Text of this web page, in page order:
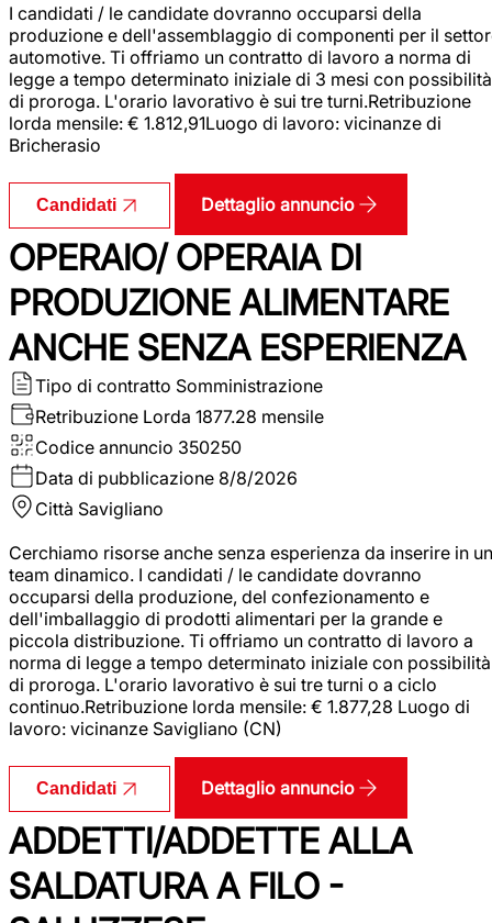
I candidati / le candidate dovranno occuparsi della
produzione e dell'assemblaggio di componenti per il
automotive. Ti offriamo un contratto di lavoro a norma di
legge a tempo determinato iniziale di 3 mesi con possibilità
di proroga. L'orario lavorativo è sui tre turni.Retribuzione
lorda mensile: € 1.812,91Luogo di lavoro: vicinanze di
Bricherasio
Candidati Dettaglio annuncio
OPERAIO/ OPERAIA DI
PRODUZIONE ALIMENTARE
ANCHE SENZA ESPERIENZA
Tipo di contratto Somministrazione
Retribuzione Lorda 1877.28 mensile
Codice annuncio 350250
Data di pubblicazione 8/8/2026
Città Savigliano
Cerchiamo risorse anche senza esperienza da inserire in un
team dinamico. I candidati / le candidate dovranno
occuparsi della produzione, del confezionamento e
dell'imballaggio di prodotti alimentari per la grande e
piccola distribuzione. Ti offriamo un contratto di lavoro a
norma di legge a tempo determinato iniziale con possibilità
di proroga. L'orario lavorativo è sui tre turni o a ciclo
continuo.Retribuzione lorda mensile: € 1.877,28 Luogo di
lavoro: vicinanze Savigliano (CN)
Candidati Dettaglio annuncio
ADDETTI/ADDETTE ALLA
SALDATURA A FILO -